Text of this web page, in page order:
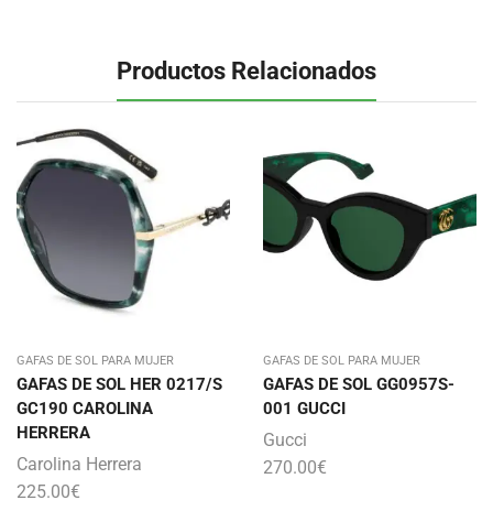
Productos Relacionados
GAFAS DE SOL PARA MUJER
GAFAS DE SOL HER 0217/S
GC190 CAROLINA
HERRERA
Carolina Herrera
225.00€
GAFAS DE SOL PARA MUJER
GAFAS DE SOL GG0957S-
001 GUCCI
Gucci
270.00€